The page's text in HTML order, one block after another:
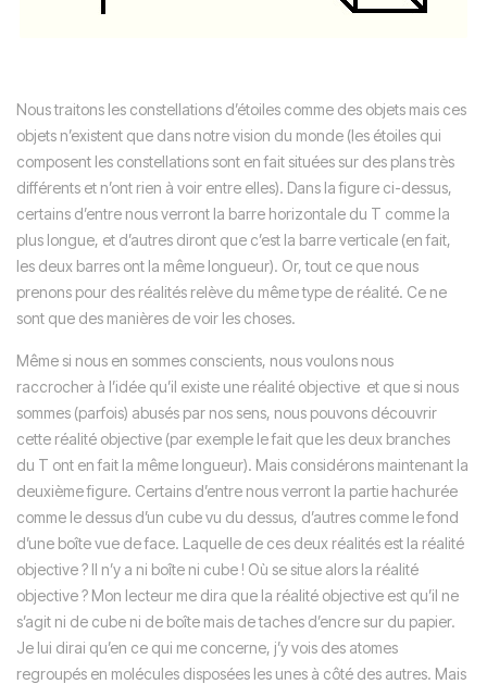
Nous traitons les constellations d’étoiles comme des objets mais ces
objets n’existent que dans notre vision du monde (les étoiles qui
composent les constellations sont en fait situées sur des plans très
différents et n’ont rien à voir entre elles). Dans la figure ci-dessus,
certains d’entre nous verront la barre horizontale du T comme la
plus longue, et d’autres diront que c’est la barre verticale (en fait,
les deux barres ont la même longueur). Or, tout ce que nous
prenons pour des réalités relève du même type de réalité. Ce ne
sont que des manières de voir les choses.
Même si nous en sommes conscients, nous voulons nous
raccrocher à l’idée qu’il existe une réalité objective et que si nous
sommes (parfois) abusés par nos sens, nous pouvons découvrir
cette réalité objective (par exemple le fait que les deux branches
du T ont en fait la même longueur). Mais considérons maintenant la
deuxième figure. Certains d’entre nous verront la partie hachurée
comme le dessus d’un cube vu du dessus, d’autres comme le fond
d’une boîte vue de face. Laquelle de ces deux réalités est la réalité
objective ? Il n’y a ni boîte ni cube ! Où se situe alors la réalité
objective ? Mon lecteur me dira que la réalité objective est qu’il ne
s’agit ni de cube ni de boîte mais de taches d’encre sur du papier.
Je lui dirai qu’en ce qui me concerne, j’y vois des atomes
regroupés en molécules disposées les unes à côté des autres. Mais